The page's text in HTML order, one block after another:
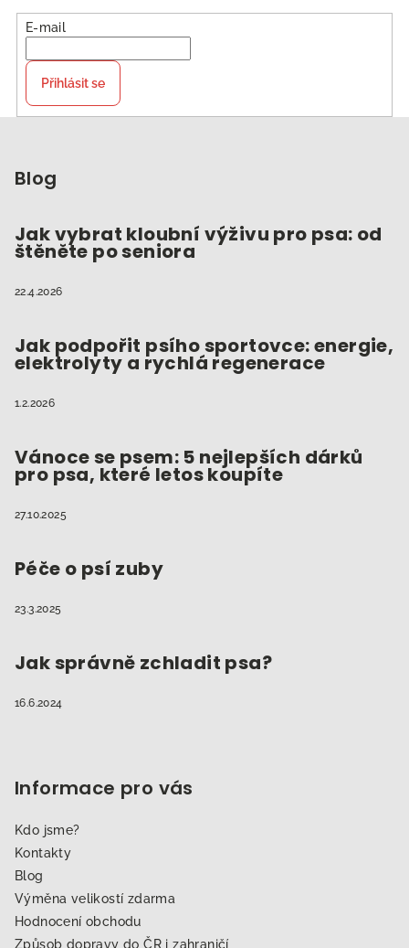
E-mail
Přihlásit se
Blog
Jak vybrat kloubní výživu pro psa: od
štěněte po seniora
22.4.2026
Jak podpořit psího sportovce: energie,
elektrolyty a rychlá regenerace
1.2.2026
Vánoce se psem: 5 nejlepších dárků
pro psa, které letos koupíte
27.10.2025
Péče o psí zuby
23.3.2025
Jak správně zchladit psa?
16.6.2024
Informace pro vás
Kdo jsme?
Kontakty
Blog
Výměna velikostí zdarma
Hodnocení obchodu
Způsob dopravy do ČR i zahraničí